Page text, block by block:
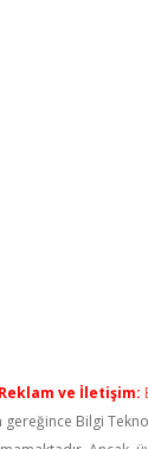
Reklam ve İletişim:
gereğince Bilgi